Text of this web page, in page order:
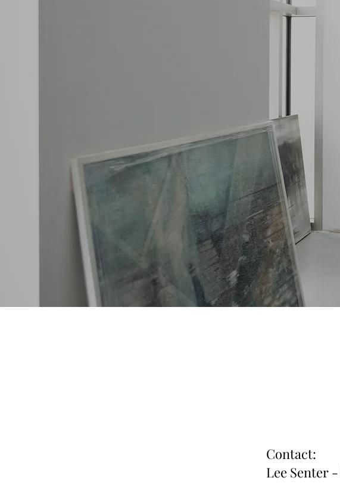
Contact:
Lee Senter -